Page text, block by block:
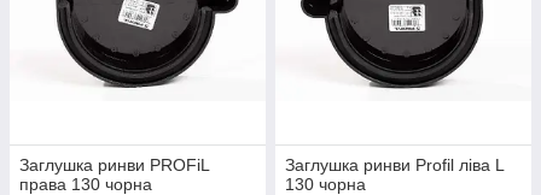
Заглушка ринви PROFiL
права 130 чорна
Заглушка ринви Profil ліва L
130 чорна